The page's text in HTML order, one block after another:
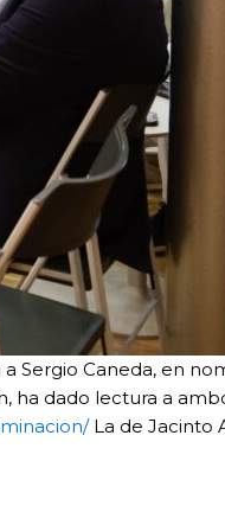
Sergio Caneda, en
ha dado lectura a
La de Jacinto